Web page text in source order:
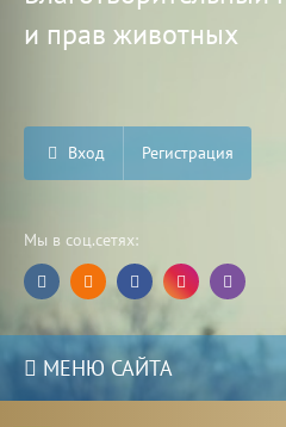
и прав животных
Вход Регистрация
Мы в соц.сетях:
МЕНЮ САЙТА